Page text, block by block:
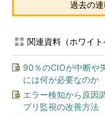
過去の
関連資料（ホワイト
90％のCIOが中断や
には何が必要なのか
エラー検知から原因
プリ監視の改善方法